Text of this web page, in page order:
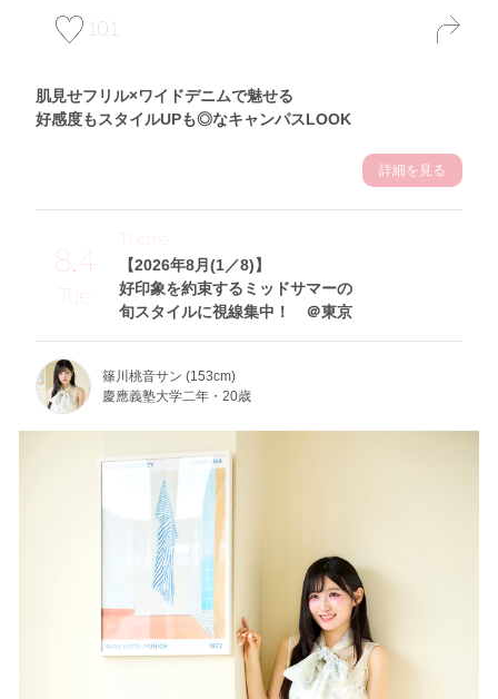
101
肌見せフリル×ワイドデニムで魅せる
好感度もスタイルUPも◎なキャンパスLOOK
詳細を見る
8.4
Tue
【2026年8月(1／8)】
好印象を約束するミッドサマーの
旬スタイルに視線集中！ ＠東京
Theme
篠川桃音サン (153cm)
慶應義塾大学二年・20歳